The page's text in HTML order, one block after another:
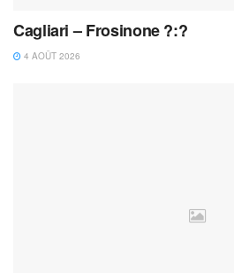
Cagliari – Frosinone ?:?
4 AOÛT 2026